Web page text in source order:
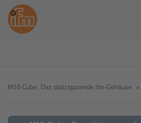
M18-Cube: Das platzsparende ifm-Gehäuse